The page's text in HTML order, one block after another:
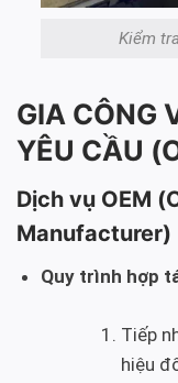
Kiểm
GIA CÔNG
YÊU CẦU
Dịch vụ OEM
Manufacturer)
Quy trình hợp
Tiếp
hiệu